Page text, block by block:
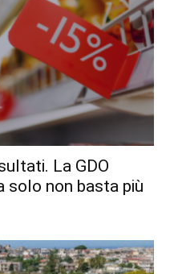
La GDO
solo non basta più